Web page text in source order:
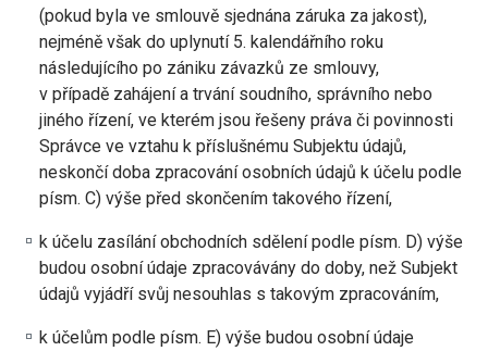
(pokud byla ve smlouvě sjednána záruka za jakost),
nejméně však do uplynutí 5. kalendářního roku
následujícího po zániku závazků ze smlouvy,
v případě zahájení a trvání soudního, správního nebo
jiného řízení, ve kterém jsou řešeny práva či povinnosti
Správce ve vztahu k příslušnému Subjektu údajů,
neskončí doba zpracování osobních údajů k účelu podle
písm. C) výše před skončením takového řízení,
k účelu zasílání obchodních sdělení podle písm. D) výše
budou osobní údaje zpracovávány do doby, než Subjekt
údajů vyjádří svůj nesouhlas s takovým zpracováním,
k účelům podle písm. E) výše budou osobní údaje